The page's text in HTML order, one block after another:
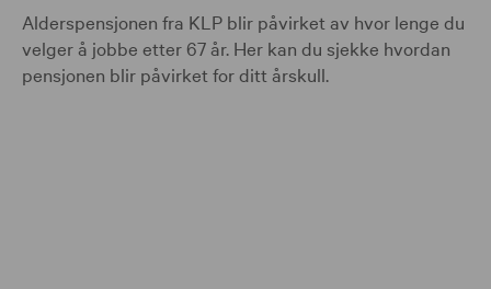
Alderspensjonen fra KLP blir påvirket av hvor lenge du
velger å jobbe etter 67 år. Her kan du sjekke hvordan
pensjonen blir påvirket for ditt årskull.